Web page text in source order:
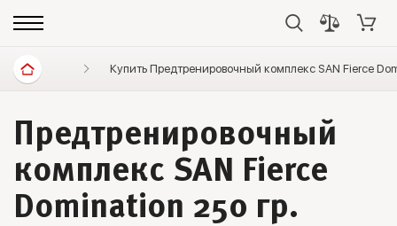
Спортивное питание Предтренировочные комплексы
Купить Предтренировочный комплекс SAN Fierce
Предтренировочный
комплекс SAN Fierce
Domination 250 гр.